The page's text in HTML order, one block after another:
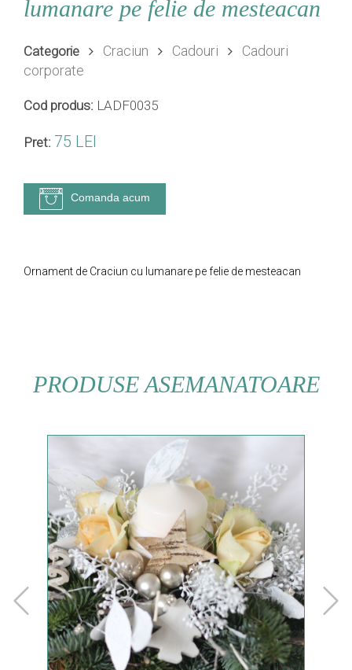
lumanare pe felie de mesteacan
Categorie Craciun Cadouri
Cadouri
corporate
Cod produs: LADF0035
Pret: 75 LEI
Comanda acum
Ornament de Craciun cu lumanare pe felie de mesteacan
PRODUSE ASEMANATOARE